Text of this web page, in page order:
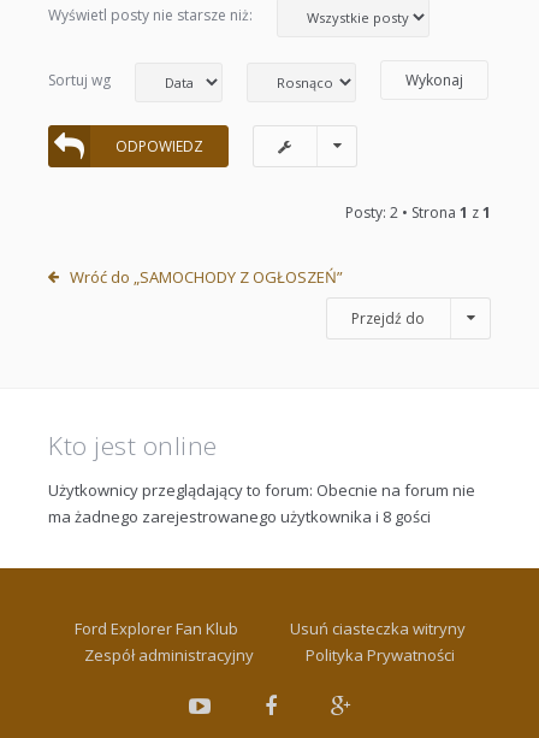
Wyświetl posty nie starsze niż:
Sortuj wg
ODPOWIEDZ
Posty: 2 • Strona 1 z1
Wróć do „SAMOCHODY Z OGŁOSZEŃ”
Przejdź do
Kto jest online
Użytkownicy przeglądający to forum: Obecnie na forum nie
ma żadnego zarejestrowanego użytkownika i 8 gości
Ford Explorer Fan Klub
Usuń ciasteczka witryny
Zespół administracyjny
Polityka Prywatności